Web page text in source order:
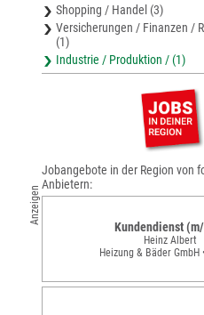
Shopping / Handel (3)
Versicherungen / Finanzen /
(1)
Industrie / Produktion / (1)
Anzeigen
Jobangebote in der Region von
Anbietern:
Kundendienst
Heinz Albert
Heizung & Bäder GmbH